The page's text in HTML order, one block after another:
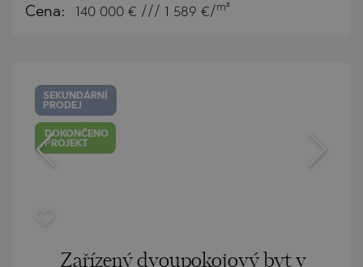
Cena: 140 000 € /// 1 589 €/ m²
SEKUNDÁRNÍ
PRODEJ
DOKONČENO
PROJEKT
Zařízený dvoupokojový byt v